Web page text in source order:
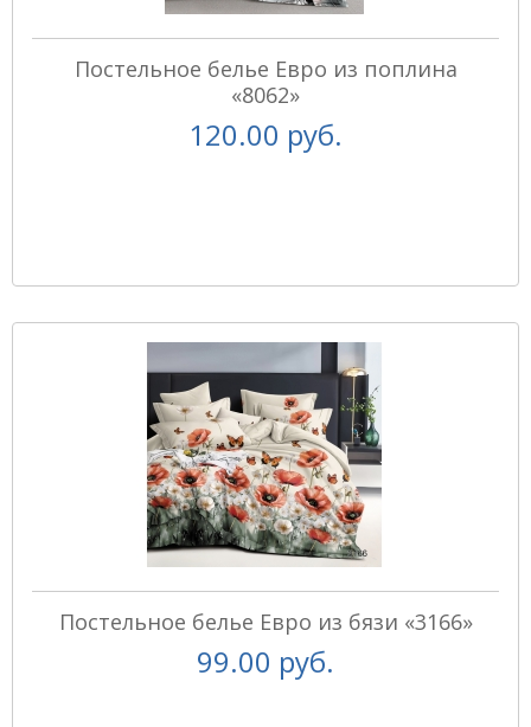
Постельное белье Евро из поплина
«8062»
120.00 руб.
Постельное белье Евро из бязи «3166»
99.00 руб.